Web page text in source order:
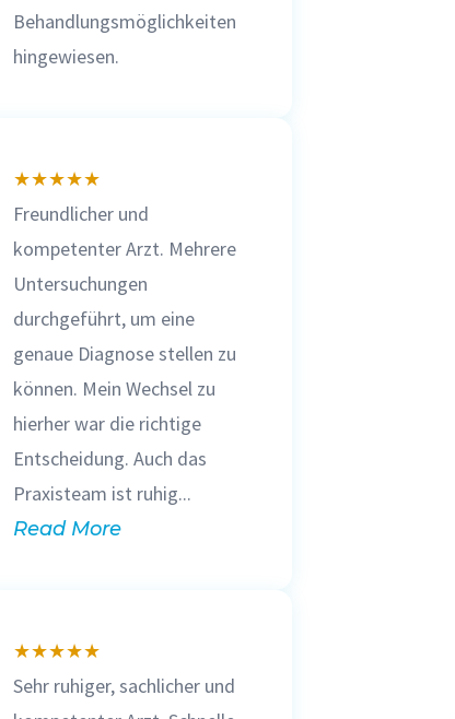
Behandlungsmöglichkeiten
hingewiesen.
★★★★★
Freundlicher und
kompetenter Arzt. Mehrere
Untersuchungen
durchgeführt, um eine
genaue Diagnose stellen zu
können. Mein Wechsel zu
hierher war die richtige
Entscheidung. Auch das
Praxisteam ist ruhig...
Read More
★★★★★
Sehr ruhiger, sachlicher und